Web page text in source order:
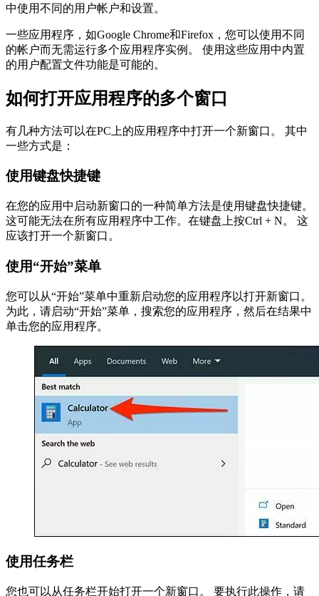
中使用不同的用户帐户和设置。
一些应用程序，如Google Chrome和Firefox，您可以使用不同
的帐户而无需运行多个应用程序实例。 使用这些应用中内置
的用户配置文件功能是可能的。
如何打开应用程序的多个窗口
有几种方法可以在PC上的应用程序中打开一个新窗口。 其中
一些方式是：
使用键盘快捷键
在您的应用中启动新窗口的一种简单方法是使用键盘快捷键。
这可能无法在所有应用程序中工作。在键盘上按Ctrl + N。 这
应该打开一个新窗口。
使用“开始”菜单
您可以从“开始”菜单中重新启动您的应用程序以打开新窗口。
为此，请启动“开始”菜单，搜索您的应用程序，然后在结果中
单击您的应用程序。
使用任务栏
您也可以从任务栏开始打开一个新窗口。 要执行此操作，请